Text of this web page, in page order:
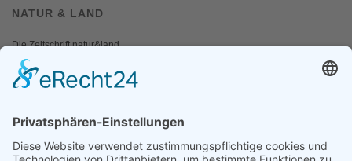
NATUR & LAND
Die Zeitschrift natur&land
Archiv
Mediadaten
Fotos und Logos